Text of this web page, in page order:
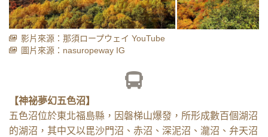
影片來源：那須ロープウェイ YouTube
圖片來源：nasuropeway IG
【神祕夢幻五色沼】
五色沼位於東北福島縣，因磐梯山爆發，所形成數百個湖沼
的湖沼，其中又以毘沙門沼、赤沼、深泥沼、瀧沼、弁天沼